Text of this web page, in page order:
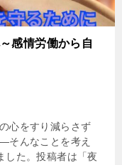
感情労働から自
心をすり減らさず
そんなことを考え
した。投稿者は「夜